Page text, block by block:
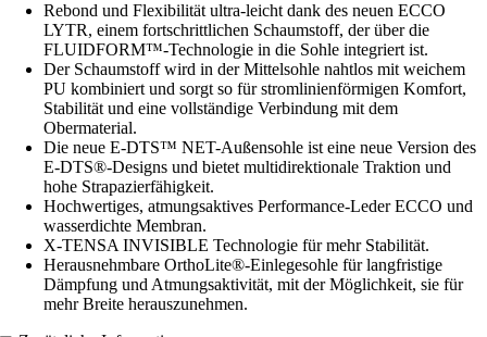
Rebond und Flexibilität ultra-leicht dank des neuen ECCO
LYTR, einem fortschrittlichen Schaumstoff, der über die
FLUIDFORM™-Technologie in die Sohle integriert ist.
Der Schaumstoff wird in der Mittelsohle nahtlos mit weichem
PU kombiniert und sorgt so für stromlinienförmigen Komfort,
Stabilität und eine vollständige Verbindung mit dem
Obermaterial.
Die neue E-DTS™ NET-Außensohle ist eine neue Version des
E-DTS®-Designs und bietet multidirektionale Traktion und
hohe Strapazierfähigkeit.
Hochwertiges, atmungsaktives Performance-Leder ECCO und
wasserdichte Membran.
X-TENSA INVISIBLE Technologie für mehr Stabilität.
Herausnehmbare OrthoLite®-Einlegesohle für langfristige
Dämpfung und Atmungsaktivität, mit der Möglichkeit, sie für
mehr Breite herauszunehmen.